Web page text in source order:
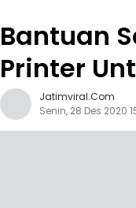
Bantuan
Printer
Jatimviral.com
Senin, 28 Des 2020